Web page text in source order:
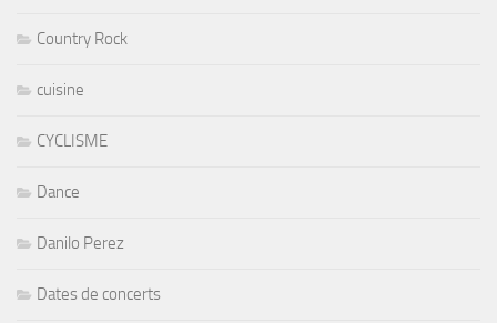
Country Rock
cuisine
CYCLISME
Dance
Danilo Perez
Dates de concerts